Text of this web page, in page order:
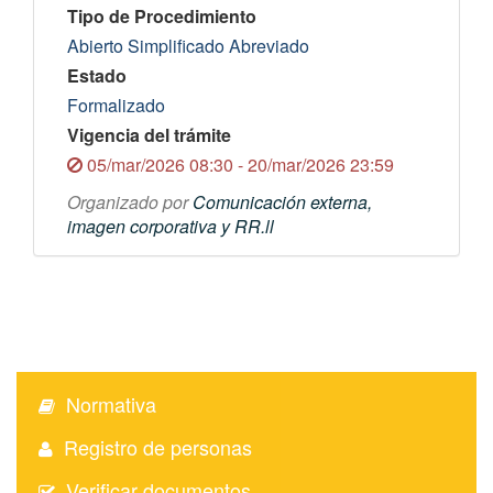
Tipo de Procedimiento
Abierto Simplificado Abreviado
Estado
Formalizado
Vigencia del trámite
05/mar/2026 08:30 - 20/mar/2026 23:59
Organizado por Comunicación externa,
imagen corporativa y RR.ll
Normativa
Registro de personas